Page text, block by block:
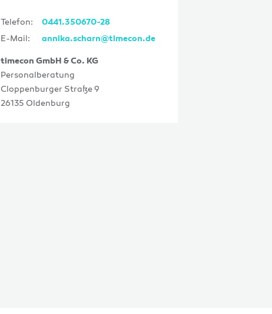
Telefon: 0441.350670-28
E-Mail: annika.scharn@timecon.de
timecon GmbH & Co. KG
Personalberatung
Cloppenburger Straße 9
26135 Oldenburg